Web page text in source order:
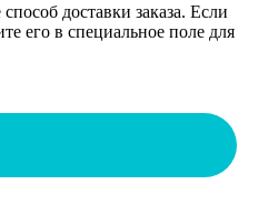
доставки заказа. Если
его в специальное поле для